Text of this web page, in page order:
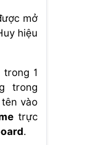
mở
hiệu
1
trong
vào
trực
.